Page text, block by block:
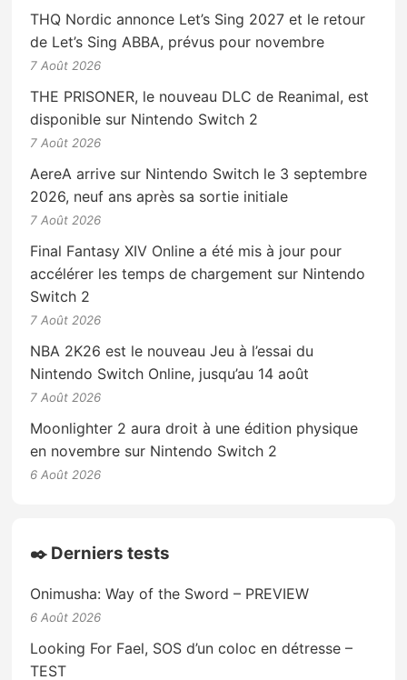
THQ Nordic annonce Let’s Sing 2027 et le retour
de Let’s Sing ABBA, prévus pour novembre
7 Août 2026
THE PRISONER, le nouveau DLC de Reanimal, est
disponible sur Nintendo Switch 2
7 Août 2026
AereA arrive sur Nintendo Switch le 3 septembre
2026, neuf ans après sa sortie initiale
7 Août 2026
Final Fantasy XIV Online a été mis à jour pour
accélérer les temps de chargement sur Nintendo
Switch 2
7 Août 2026
NBA 2K26 est le nouveau Jeu à l’essai du
Nintendo Switch Online, jusqu’au 14 août
7 Août 2026
Moonlighter 2 aura droit à une édition physique
en novembre sur Nintendo Switch 2
6 Août 2026
✒️ Derniers tests
Onimusha: Way of the Sword – PREVIEW
6 Août 2026
Looking For Fael, SOS d’un coloc en détresse –
TEST